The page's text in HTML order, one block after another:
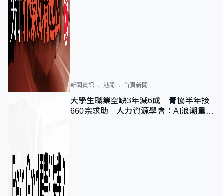
新聞資訊 港聞 首頁新聞
大學生職業空缺3年減6成 青協半年接
660宗求助 人力資源學會：AI浪潮重整